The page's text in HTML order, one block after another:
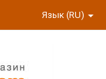
Язык (RU)